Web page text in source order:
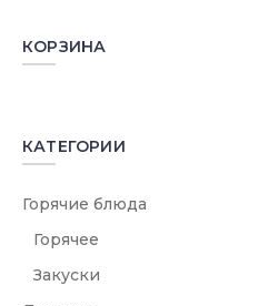
КОРЗИНА
КАТЕГОРИИ
Горячие блюда
Горячее
Закуски